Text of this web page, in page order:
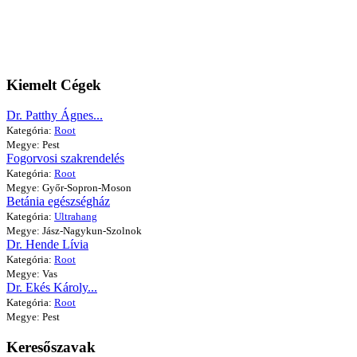
Kiemelt Cégek
Dr. Patthy Ágnes...
Kategória: Root
Megye: Pest
Fogorvosi szakrendelés
Kategória: Root
Megye: Győr-Sopron-Moson
Betánia egészségház
Kategória: Ultrahang
Megye: Jász-Nagykun-Szolnok
Dr. Hende Lívia
Kategória: Root
Megye: Vas
Dr. Ekés Károly...
Kategória: Root
Megye: Pest
Keresőszavak